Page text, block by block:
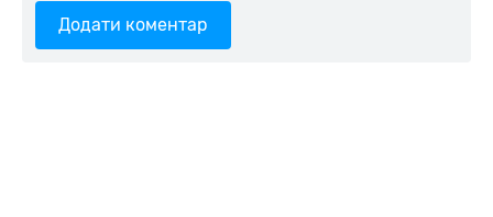
Додати коментар